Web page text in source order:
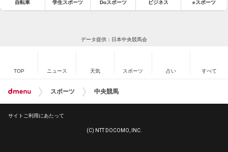
自転車 学生スポーツ Doスポーツ ビジネス eスポーツ
データ提供：日本中央競馬会
TOP ニュース 天気 スポーツ 占い すべて
スポーツ 中央競馬
サイトご利用にあたって
(C) NTT DOCOMO, INC.